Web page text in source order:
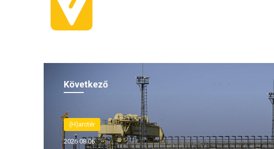
Következő
(H)arctér
(H)arctér
2026.08.06.